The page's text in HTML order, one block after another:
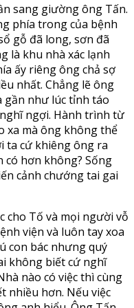
sang giường ông Tấn.
phía trong của bệnh
gỗ đã long, sơn đã
là khu nhà xác lạnh
ấy riêng ông chả sợ
nhất. Chẳng lẽ ông
gần như lúc tỉnh táo
ngợi. Hành trình từ
xa mà ông không thể
ta cứ khiêng ông ra
có hơn không? Sống
cảnh chướng tai gai
cho Tố và mọi người vỗ
viện và luôn tay xoa
con bác nhưng quý
không biết cứ nghĩ
nào có việc thì cùng
nhiều hơn. Nếu việc